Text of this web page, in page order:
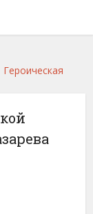
Героическая